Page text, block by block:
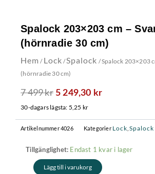
Spalock 203×203 cm –
(hörnradie 30 cm)
Hem / Lock /Spalock / Spalock 203×203
(hörnradie 30 cm)
7 499kr Det
ursprungliga
var:
499 kr.
5 249,30 krDet
är:
249,30 kr.
30-dagars lägsta: 5,25 kr
Artikelnummer4026 Kategorier Lock ,Spalock
Tillgänglighet: Endast 1 kvar i lager
Spalock
203x203
cm
Lägg till i varukorg